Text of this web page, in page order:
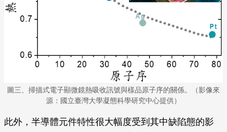
圖三、掃描式電子顯微鏡熱吸收訊號與樣品原子序的關係。（影像來
源：國立臺灣大學凝態科學研究中心提供）
此外，半導體元件特性很大幅度受到其中缺陷態的影